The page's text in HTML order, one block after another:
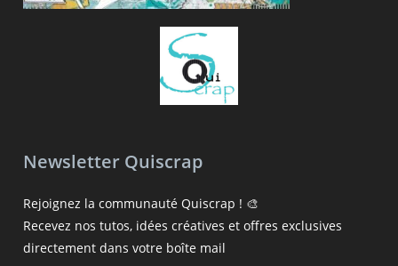
Newsletter Quiscrap
Rejoignez la communauté Quiscrap ! 🎨
Recevez nos tutos, idées créatives et offres exclusives
directement dans votre boîte mail